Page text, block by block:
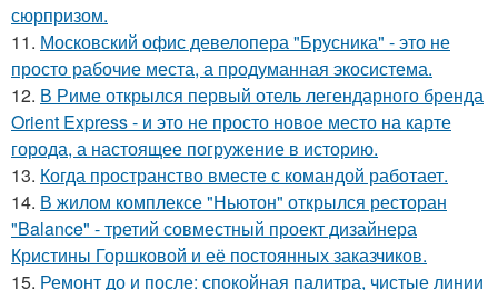
сюрпризом.
11. Московский офис девелопера "Брусника" - это не
просто рабочие места, а продуманная экосистема.
12. В Риме открылся первый отель легендарного бренда
Orient Express - и это не просто новое место на карте
города, а настоящее погружение в историю.
13. Когда пространство вместе с командой работает.
14. В жилом комплексе "Ньютон" открылся ресторан
"Balance" - третий совместный проект дизайнера
Кристины Горшковой и её постоянных заказчиков.
15. Ремонт до и после: спокойная палитра, чистые линии